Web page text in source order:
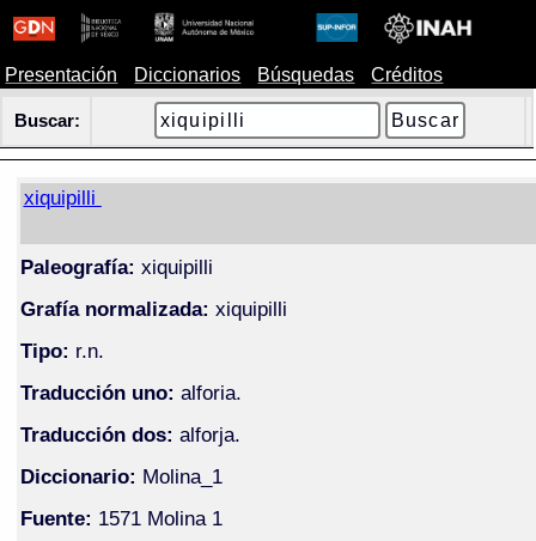
Presentación Diccionarios Búsquedas Créditos
Buscar:
xiquipilli
Paleografía: xiquipilli
Grafía normalizada: xiquipilli
Tipo: r.n.
Traducción uno: alforia.
Traducción dos: alforja.
Diccionario: Molina_1
Fuente: 1571 Molina 1